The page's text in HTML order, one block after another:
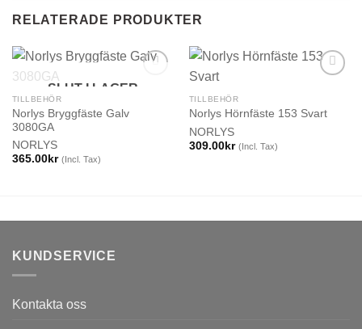
RELATERADE PRODUKTER
SLUT I LAGER
TILLBEHÖR
Norlys Bryggfäste Galv
3080GA
NORLYS
365.00kr (Incl. Tax)
TILLBEHÖR
Norlys Hörnfäste 153 Svart
NORLYS
309.00kr (Incl. Tax)
KUNDSERVICE
Kontakta oss